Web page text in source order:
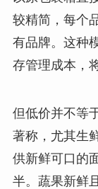
较精简，每个
有品牌。这种
存管理成本，
但低价并不等
著称，尤其生
供新鲜可口的
半。蔬果新鲜